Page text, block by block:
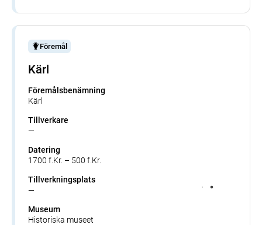
Föremål
Kärl
Föremålsbenämning
Kärl
Tillverkare
—
Datering
1700 f.Kr. – 500 f.Kr.
Tillverkningsplats
—
Museum
Historiska museet